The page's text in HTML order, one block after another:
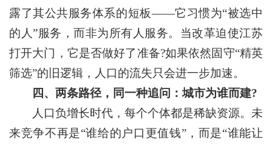
露了其公共服务体系的短板——它习惯为“被选中
的人”服务，而非为所有人服务。当改革迫使江苏
打开大门，它是否做好了准备?如果依然固守“精英
筛选”的旧逻辑，人口的流失只会进一步加速。
四、两条路径，同一种追问：城市为谁而建?
人口负增长时代，每个个体都是稀缺资源。未
来竞争不再是“谁给的户口更值钱”，而是“谁能让